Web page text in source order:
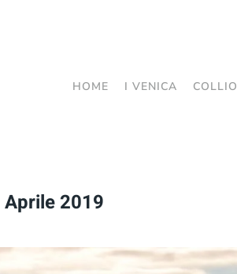
HOME I VENICA COLLIO
Aprile 2019